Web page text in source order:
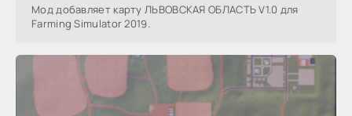
Мод добавляет карту ЛЬВОВСКАЯ ОБЛАСТЬ V1.0 для
Farming Simulator 2019.